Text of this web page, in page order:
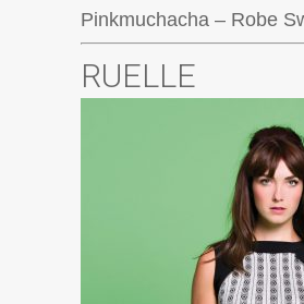
Pinkmuchacha – Robe
RUELLE